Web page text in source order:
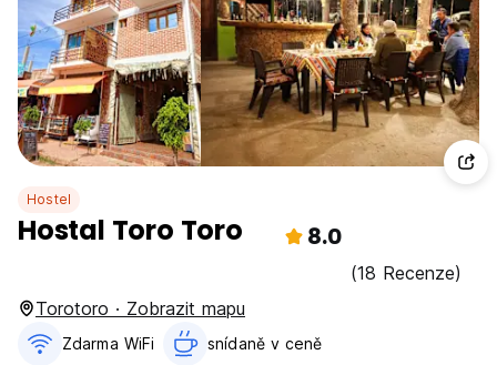
Hostel
Hostal Toro Toro 8.0
(18 Recenze)
Torotoro · Zobrazit mapu
Zdarma WiFi snídaně v ceně‎